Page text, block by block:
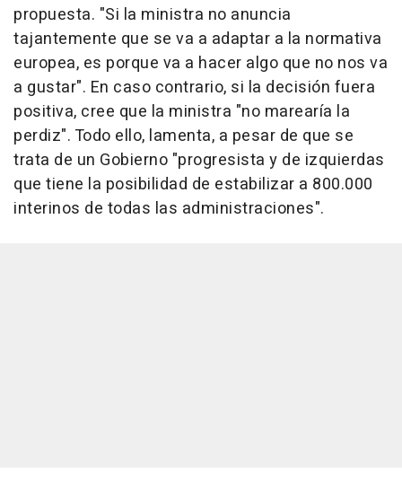
propuesta. "Si la ministra no anuncia
tajantemente que se va a adaptar a la normativa
europea, es porque va a hacer algo que no nos va
a gustar". En caso contrario, si la decisión fuera
positiva, cree que la ministra "no marearía la
perdiz". Todo ello, lamenta, a pesar de que se
trata de un Gobierno "progresista y de izquierdas
que tiene la posibilidad de estabilizar a 800.000
interinos de todas las administraciones".